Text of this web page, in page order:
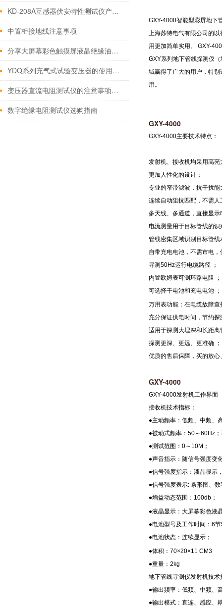
KD-208A互感器伏安特性测试仪产品讲解
中置柜接地线注意事项
分享大屏幕彩色触摸屏液晶绝缘油介电强度测试仪
YDQ系列充气式试验变压器的使用方法
变压器直流电阻测试仪的注意事项须知
数字绝缘电阻测试仪选购指南
GXY-4000智能型彩屏地下
上海苏特电气有限公司的
用更加简单实用。 GXY-
GXY系列地下管线探测仪
域赢得了广大的用户，特
用。
GXY-4000
GXY-4000主要技术特点：
发射机、接收机均采用高
更加人性化的设计；
专业的窄带滤波，抗干扰能
连续自动阻抗匹配，不需人
多天线、多通道，直接显示
电流测量用于目标管线的识
管线密集区域识别目标管
自带充电电池，不需市电
寻测50Hz运行电缆路径 ；
内置欧姆表可测环路电阻 ；
可选择干电池和充电电池 ；
万用表功能：在电缆故障
充分保证供电时间，节约探
适用于探测大埋深和长距离
探测更深、更远、更准确 ；
优质的售后保障，买的放心
GXY-4000
GXY-4000发射机工作界面
接收机技术指标：
●主动频率：低频、中频、
●被动式频率：50～60Hz
●测试范围：0～10M；
●声音指示：随信号强度变
●信号强度指示：液晶显示
●信号强度表示: 条形图、
●增益动态范围：100db；
●液晶显示：大屏幕彩色液
●电池型号及工作时间：6
●电池状态：连续显示；
●体积：70×20×11 CM3
●重量：2kg
地下管线寻测仪发射机技术
●输出频率：低频、中频、
●输出模式：直连、感应、